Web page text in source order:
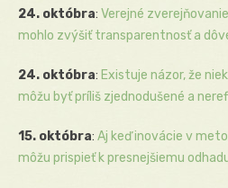
24. októbra: Verejné
mohlo zvýšiť transparentnosť a
24. októbra: Existuje názor, že
môžu byť príliš zjednodušené a
15. októbra: Aj keď inovácie v
môžu prispieť k presnejšiemu